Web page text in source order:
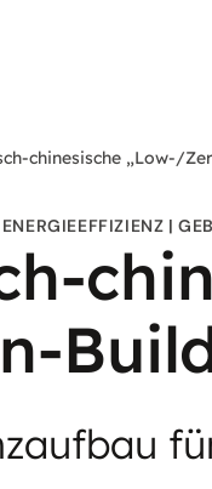
chinesische „Low-/
ENERGIEEFFIZIENZ